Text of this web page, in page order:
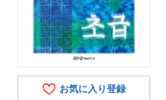
お気に入り登録